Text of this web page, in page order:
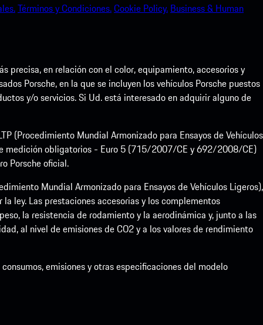
Términos y Condiciones.Cookie Policy. Business & Human
precisa, en relación con el color, equipamiento, accesorios y
Porsche, en la que se incluyen los vehículos Porsche puestos
y/o servicios. Si Ud. está interesado en adquirir alguno de
(Procedimiento Mundial Armonizado para Ensayos de Vehículos
medición obligatorios - Euro 5 (715/2007/CE y 692/2008/CE)
Porsche oficial.
Mundial Armonizado para Ensayos de Vehículos Ligeros),
ley. Las prestaciones accesorias y los complementos
la resistencia de rodamiento y la aerodinámica y, junto a las
al nivel de emisiones de CO2 y a los valores de rendimiento
emisiones y otras especificaciones del modelo